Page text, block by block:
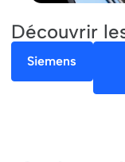
Découvrir
Siemens